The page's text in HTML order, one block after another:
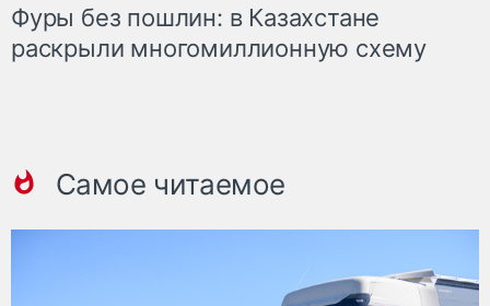
Фуры без пошлин: в Казахстане
раскрыли многомиллионную схему
Самое читаемое